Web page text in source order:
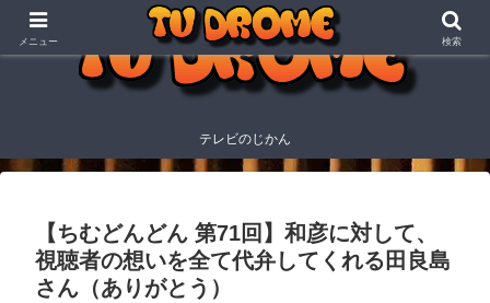
テレビのじかん
【ちむどんどん 第71回】和彦に対して、
視聴者の想いを全て代弁してくれる田良島
さん（ありがとう）
メニュー 検索